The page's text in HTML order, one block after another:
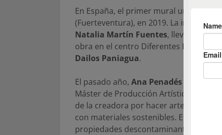
En España, el primer mural urbano
(Fuerteventura), en 2019. La iniciativa,
Natalia Martín Fuentes, llevó a una
obra en el centro Diferentes Iguales.
Dailos Paniagua.
El pasado año, Ana Penadés realizó
Máster de Producción Artística de la
de la creadora por hacer arte, pero
con materiales sostenibles. Entonces
propiedades descontaminantes.